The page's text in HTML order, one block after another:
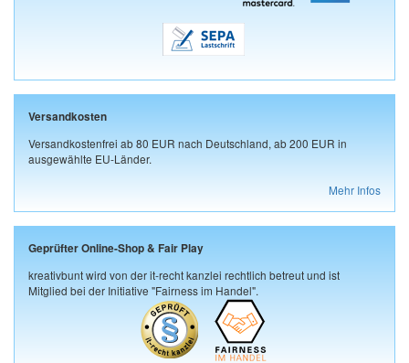
Versandkosten
Versandkostenfrei ab 80 EUR nach Deutschland, ab 200 EUR in
ausgewählte EU-Länder.
Mehr Infos
Geprüfter Online-Shop & Fair Play
kreativbunt wird von der it-recht kanzlei rechtlich betreut und ist
Mitglied bei der Initiative "Fairness im Handel".